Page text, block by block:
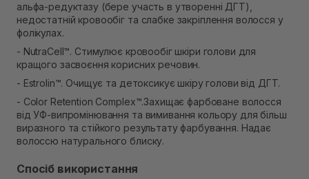
альфа-редуктазу (бере участь в утворенні ДГТ),
недостатній кровообіг та слабке закріплення волосся у
фолікулах.
- NutraCell™. Стимулює кровообіг шкіри голови для
кращого засвоєння корисних речовин.
- Estrolin™. Очищує та детоксикує шкіру голови від ДГТ.
- Color Retention Complex™.Захищає фарбоване волосся
від УФ-випромінювання та вимивання кольору для більш
виразного та стійкого результату фарбування. Надає
волоссю натурального блиску.
Спосіб використання